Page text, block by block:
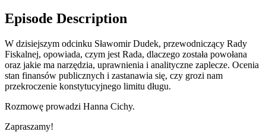
Episode Description
W dzisiejszym odcinku Sławomir Dudek, przewodniczący Rady
Fiskalnej, opowiada, czym jest Rada, dlaczego została powołana
oraz jakie ma narzędzia, uprawnienia i analityczne zaplecze. Ocenia
stan finansów publicznych i zastanawia się, czy grozi nam
przekroczenie konstytucyjnego limitu długu.
Rozmowę prowadzi Hanna Cichy.
Zapraszamy!